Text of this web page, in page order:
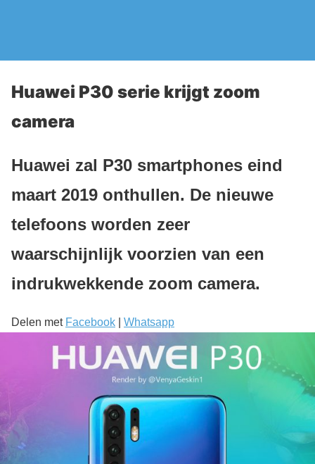
Huawei P30 serie krijgt zoom
camera
Huawei zal P30 smartphones eind
maart 2019 onthullen. De nieuwe
telefoons worden zeer
waarschijnlijk voorzien van een
indrukwekkende zoom camera.
Delen met Facebook Whatsapp